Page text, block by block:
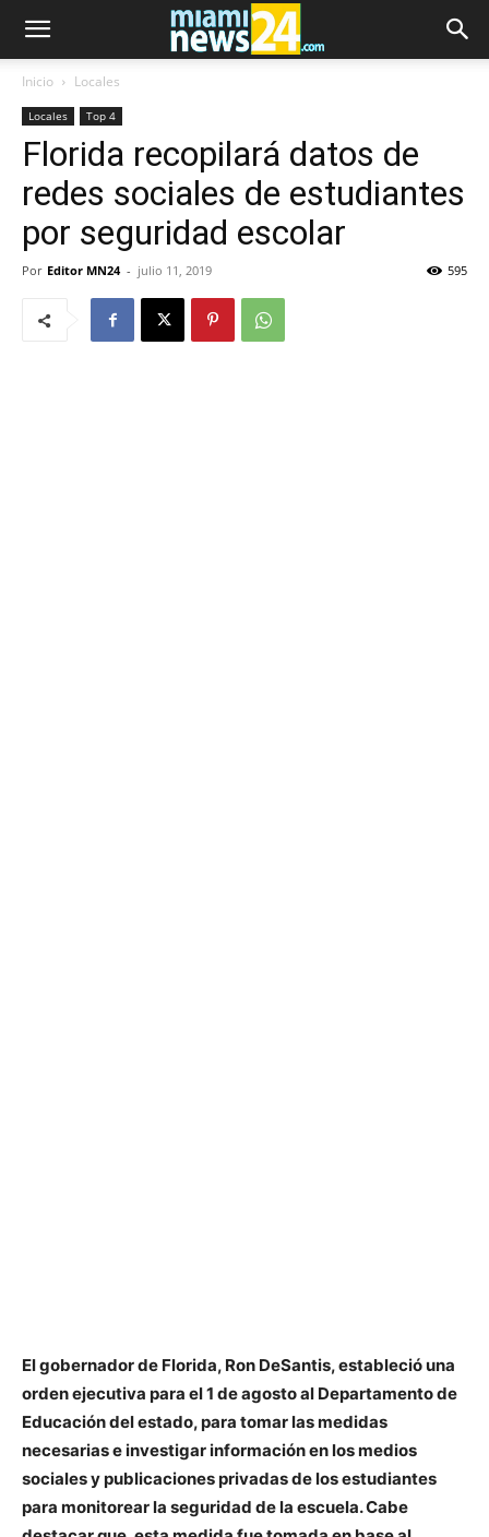
Inicio Locales
Locales Top 4
Florida recopilará datos de
redes sociales de estudiantes
por seguridad escolar
Por Editor MN24 - julio 11, 2019 595
El gobernador de Florida, Ron DeSantis, estableció una
orden ejecutiva para el 1 de agosto al Departamento de
Educación del estado, para tomar las medidas
necesarias e investigar información en los medios
sociales y publicaciones privadas de los estudiantes
para monitorear la seguridad de la escuela. Cabe